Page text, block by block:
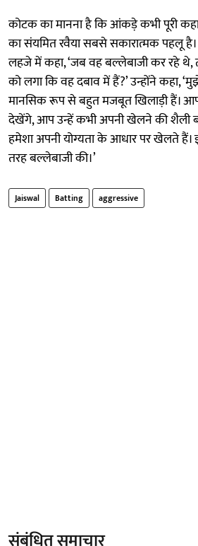
कोटक का मानना है कि आंकड़े कभी पूरी
का संयमित रवैया सबसे सकारात्मक पहलू
लहजे में कहा, ‘जब वह बल्लेबाजी कर रहे थे,
को लगा कि वह दबाव में हैं?’ उन्होंने कहा,
मानसिक रूप से बहुत मजबूत खिलाड़ी हैं।
देखेंगे, आप उन्हें कभी अपनी खेलने की शैली
हमेशा अपनी योग्यता के आधार पर खेलते
तरह बल्लेबाजी की।’
Jaiswal Batting aggressive